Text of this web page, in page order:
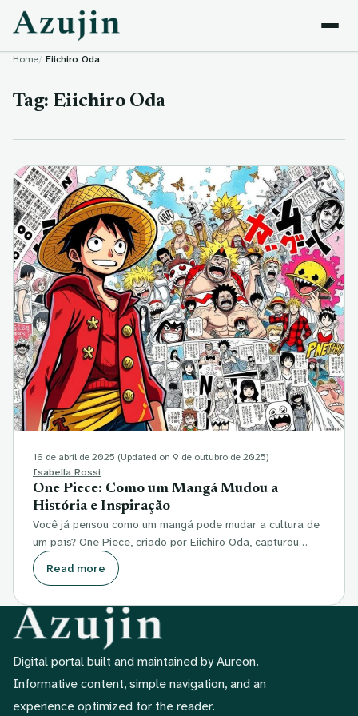
Skip to content
Home Eiichiro Oda
Tag: Eiichiro Oda
16 de abril de 2025 (Updated on 9 de outubro de 2025)
Isabella Rossi
One Piece: Como um Mangá Mudou a
História e Inspiração
Você já pensou como um mangá pode mudar a cultura de
um país? One Piece, criado por Eiichiro Oda, capturou…
Read more
Digital portal built and maintained by Aureon.
Informative content, simple navigation, and an
experience optimized for the reader.